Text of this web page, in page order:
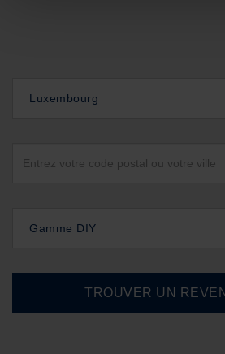
Luxembourg
Gamme DIY